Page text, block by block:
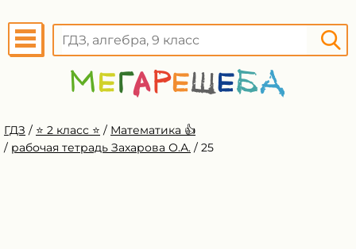
ГДЗ / ⭐️ 2 класс ⭐️ / Математика 👍
/ рабочая тетрадь Захарова О.А. / 25